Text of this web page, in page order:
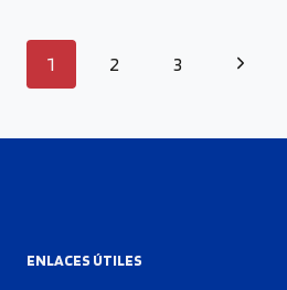
1 2 3
ENLACES ÚTILES